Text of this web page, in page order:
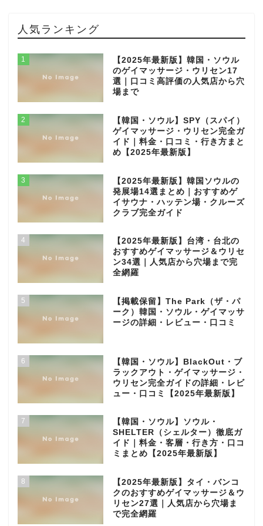
人気ランキング
1
【2025年最新版】韓国・ソウル
のゲイマッサージ・ウリセン17
選｜口コミ高評価の人気店から穴
場まで
2
【韓国・ソウル】SPY（スパイ）
ゲイマッサージ・ウリセン完全ガ
イド｜料金・口コミ・行き方まと
め【2025年最新版】
3
【2025年最新版】韓国ソウルの
発展場14選まとめ｜おすすめゲ
イサウナ・ハッテン場・クルーズ
クラブ完全ガイド
4
【2025年最新版】台湾・台北の
おすすめゲイマッサージ＆ウリセ
ン34選｜人気店から穴場まで完
全網羅
5
【掲載保留】The Park（ザ・パ
ーク）韓国・ソウル・ゲイマッサ
ージの詳細・レビュー・口コミ
6
【韓国・ソウル】BlackOut・ブ
ラックアウト・ゲイマッサージ・
ウリセン完全ガイドの詳細・レビ
ュー・口コミ【2025年最新版】
7
【韓国・ソウル】ソウル・
SHELTER（シェルター）徹底ガ
イド｜料金・客層・行き方・口コ
ミまとめ【2025年最新版】
8
【2025年最新版】タイ・バンコ
クのおすすめゲイマッサージ＆ウ
リセン27選｜人気店から穴場ま
で完全網羅